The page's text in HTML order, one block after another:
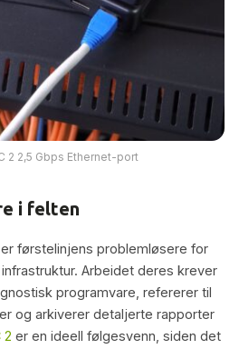
2 2,5 Gbps Ethernet-port
i felten
førstelinjens problemløsere for
Arbeidet deres krever
programvare, refererer til
og arkiverer detaljerte rapporter
2 er en ideell følgesvenn, siden det